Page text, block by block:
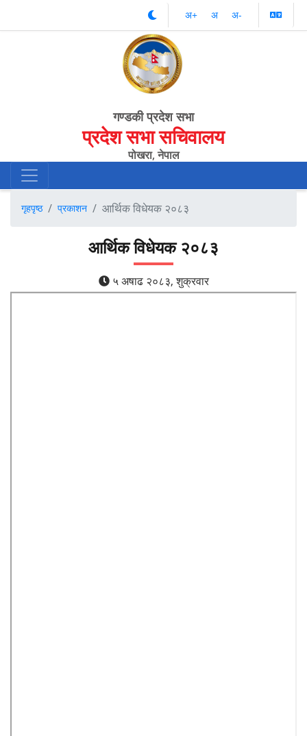
अ‌‌+ अ‌ अ‌-
गण्डकी प्रदेश सभा
प्रदेश सभा सचिवालय
पोखरा, नेपाल
गृहपृष्ठ प्रकाशन आर्थिक विधेयक २०८३
आर्थिक विधेयक २०८३
५ अषाढ २०८३, शुक्रवार